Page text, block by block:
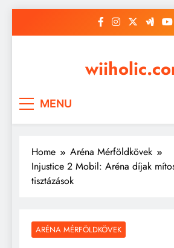
MENU
Home
Aréna Mérföldkövek
Injustice 2 Mobil: Aréna díjak
tisztázások
ARÉNA MÉRFÖLDKÖVEK